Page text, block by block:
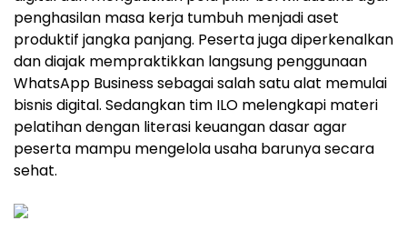
penghasilan masa kerja tumbuh menjadi aset
produktif jangka panjang. Peserta juga diperkenalkan
dan diajak mempraktikkan langsung penggunaan
WhatsApp Business sebagai salah satu alat memulai
bisnis digital. Sedangkan tim ILO melengkapi materi
pelatihan dengan literasi keuangan dasar agar
peserta mampu mengelola usaha barunya secara
sehat.